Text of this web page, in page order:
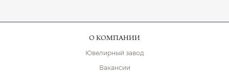
О КОМПАНИИ
Ювелирный завод
Вакансии